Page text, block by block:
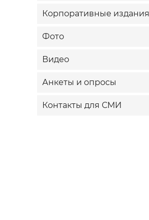
Корпоративные издания
Фото
Видео
Анкеты и опросы
Контакты для СМИ